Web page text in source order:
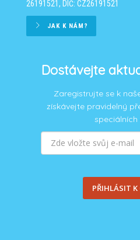
26191521, DIČ: CZ26191521
JAK K NÁM?
Dostávejte
Zaregistrujte se k
získávejte pravidelný
speciálních
PŘIHLÁSIT K